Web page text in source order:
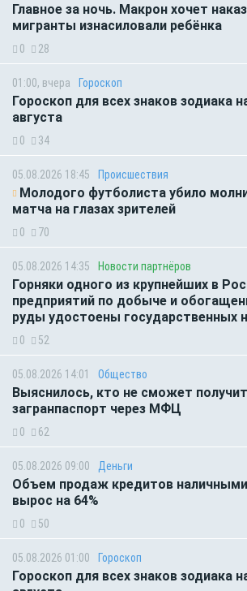
Главное за ночь. Макрон хочет
мигранты изнасиловали ребёнка
0 28
01:00, вчера Гороскоп
Гороскоп для всех знаков зодиака
августа
0 34
05.08.2026 18:45 Происшествия
Молодого футболиста убило
матча на глазах зрителей
0 70
05.08.2026 14:35 Новости партнёров
Горняки одного из крупнейших в
предприятий по добыче и
руды удостоены государственных
0 52
05.08.2026 14:01 Общество
Выяснилось, кто не сможет
загранпаспорт через МФЦ
0 62
05.08.2026 09:00 Деньги
Объем продаж кредитов
вырос на 64%
0 50
05.08.2026 01:00 Гороскоп
Гороскоп для всех знаков зодиака